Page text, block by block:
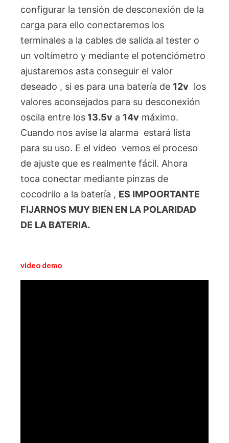
configurar la tensión de desconexión de la
carga para ello conectaremos los
terminales a la cables de salida al tester o
un voltímetro y mediante el potenciómetro
ajustaremos asta conseguir el valor
deseado , si es para una batería de 12v los
valores aconsejados para su desconexión
oscila entre los 13.5v a 14v máximo.
Cuando nos avise la alarma estará lista
para su uso. E el video vemos el proceso
de ajuste que es realmente fácil. Ahora
toca conectar mediante pinzas de
cocodrilo a la batería , ES IMPOORTANTE
FIJARNOS MUY BIEN EN LA POLARIDAD
DE LA BATERIA.
video demo